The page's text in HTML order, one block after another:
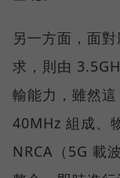
另一方面，面
求，則由
輸能力，雖然
40MHz 組成、
NRCA（5G 載